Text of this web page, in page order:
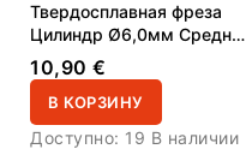
Твердосплавная фреза
Цилиндр Ø6,0мм Средняя
Gold крестовая насечка
РЧ 14,0мм
10,90 €
В КОРЗИНУ
Доступно: 19 В наличии